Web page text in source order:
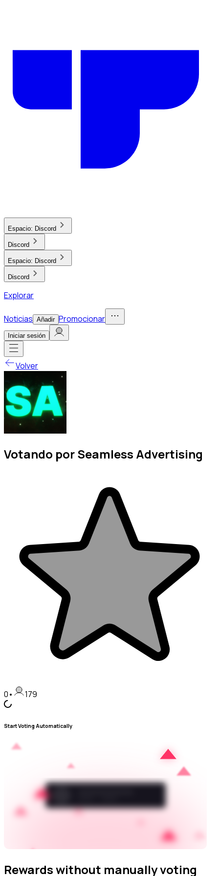
Espacio: Discord
Discord
Espacio: Discord
Discord
Explorar
Noticias Añadir Promocionar
Iniciar sesión
Volver
Votando por Seamless Advertising
0• 179
Start Voting Automatically
Rewards without manually voting